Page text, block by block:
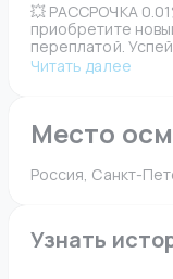
💥 РАССРОЧКА
приобретите
переплатой.
Читать далее
Место
Россия, Санкт-
Узнать